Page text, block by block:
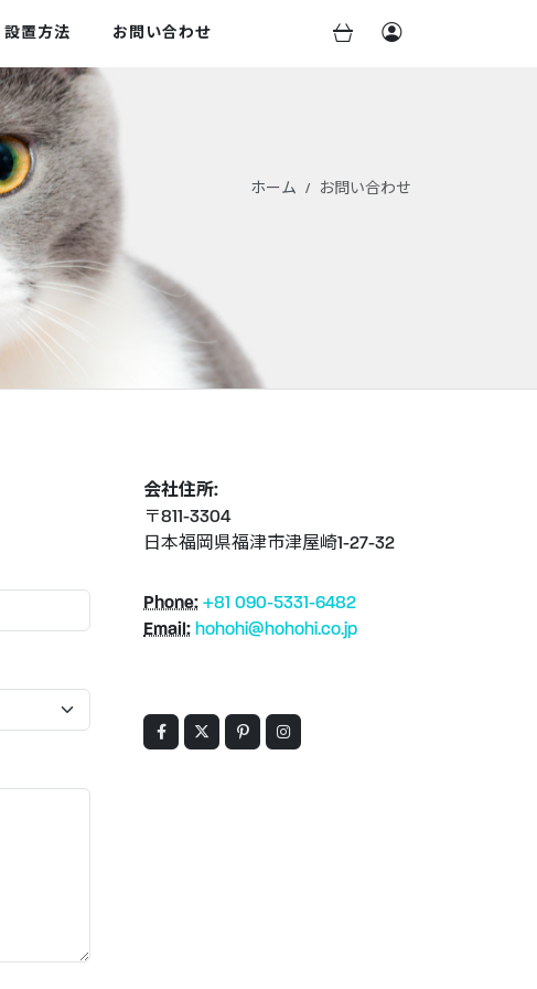
設置方法 お問い合わせ
ホーム お問い合わせ
会社住所:
〒811-3304
日本福岡県福津市津屋崎1-27-32
Phone: +81 090-5331-6482
Email: hohohi@hohohi.co.jp